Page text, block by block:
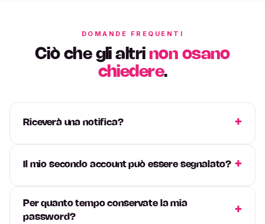
DOMANDE FREQUENTI
Ciò che gli altri non osano
chiedere.
Riceverà una notifica?
Il mio secondo account può essere segnalato?
Per quanto tempo conservate la mia
password?